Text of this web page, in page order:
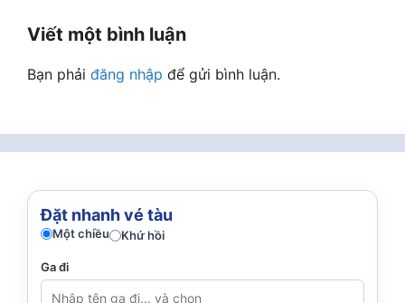
Viết một bình luận
Bạn phải đăng nhập để gửi bình luận.
Đặt nhanh vé tàu
Một chiều Khứ hồi
Ga đi